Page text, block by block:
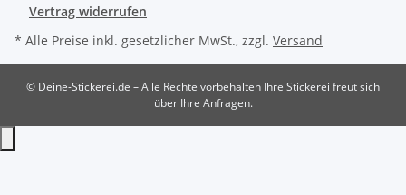
Vertrag widerrufen
* Alle Preise inkl. gesetzlicher MwSt., zzgl. Versand
© Deine-Stickerei.de – Alle Rechte vorbehalten Ihre Stickerei freut sich
über Ihre Anfragen.